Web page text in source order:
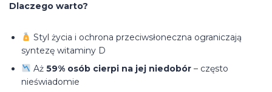
Dlaczego warto?
Styl życia i ochrona przeciwsłoneczna ograniczają
syntezę witaminy D
Aż 59% osób cierpi na jej niedobór– często
nieświadomie